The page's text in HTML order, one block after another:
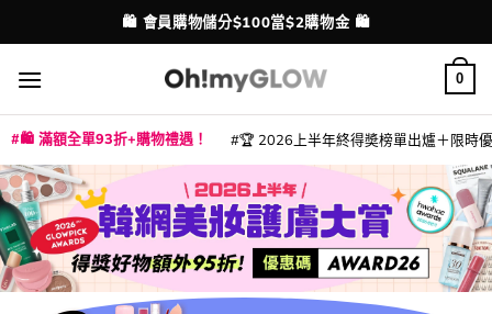
to
content
配送港澳
💳 支援消費券、FPS、八達通、PAYME、信用卡付款
0
🛍️ 滿額全單93折+購物禮遇！ 🏆 2026上半年終得奬榜單出爐＋限時